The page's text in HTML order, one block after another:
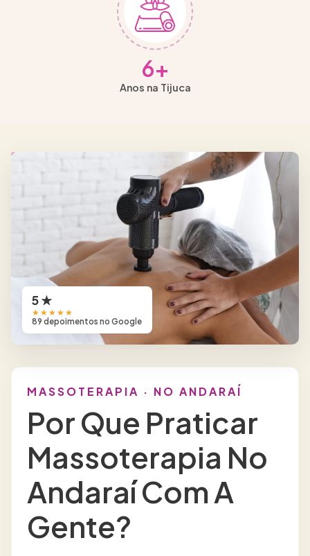
6+
Anos na Tijuca
5 ★
★★★★★
89 depoimentos no Google
MASSOTERAPIA · NO ANDARAÍ
Por Que Praticar
Massoterapia No
Andaraí Com A
Gente?